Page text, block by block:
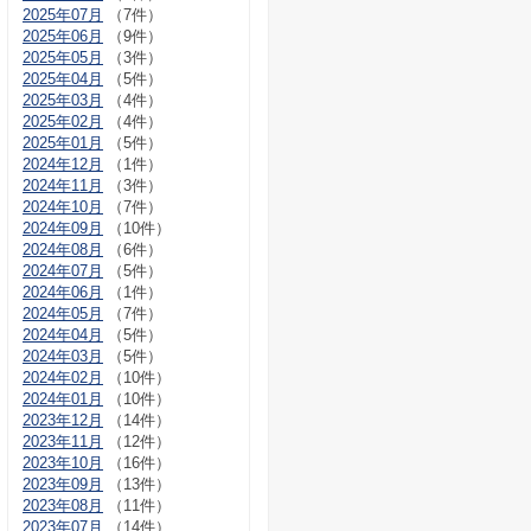
2025年07月
（7件）
2025年06月
（9件）
2025年05月
（3件）
2025年04月
（5件）
2025年03月
（4件）
2025年02月
（4件）
2025年01月
（5件）
2024年12月
（1件）
2024年11月
（3件）
2024年10月
（7件）
2024年09月
（10件）
2024年08月
（6件）
2024年07月
（5件）
2024年06月
（1件）
2024年05月
（7件）
2024年04月
（5件）
2024年03月
（5件）
2024年02月
（10件）
2024年01月
（10件）
2023年12月
（14件）
2023年11月
（12件）
2023年10月
（16件）
2023年09月
（13件）
2023年08月
（11件）
2023年07月
（14件）